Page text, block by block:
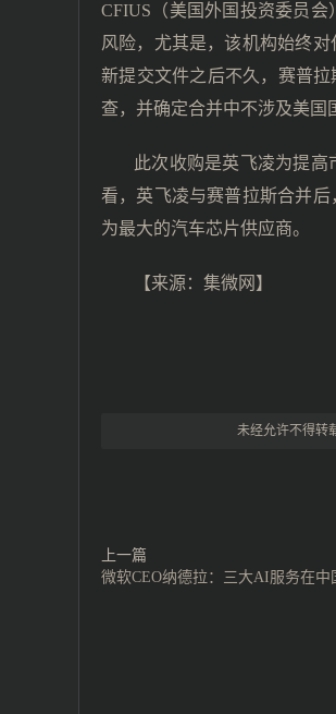
CFIUS（美国外国投资委员
风险，尤其是，该机构始终
新提交文件之后不久，赛普
查，并确定合并中不涉及美国
此次收购是英飞凌为提
看，英飞凌与赛普拉斯合并
为最大的汽车芯片供应商。
【来源： 集微网 】
未经允许不得转
上一篇
微软CEO纳德拉：三大AI服务在中